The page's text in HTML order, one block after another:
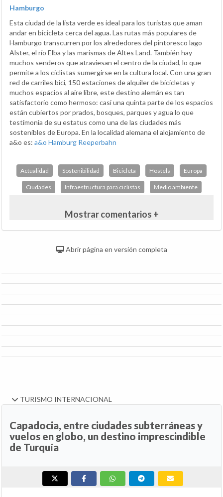
Hamburgo
Esta ciudad de la lista verde es ideal para los turistas que aman
andar en bicicleta cerca del agua. Las rutas más populares de
Hamburgo transcurren por los alrededores del pintoresco lago
Alster, el río Elba y las marismas de Altes Land. También hay
muchos senderos que atraviesan el centro de la ciudad, lo que
permite a los ciclistas sumergirse en la cultura local. Con una gran
red de carriles bici, 150 estaciones de alquiler de bicicletas y
muchos espacios al aire libre, este destino alemán es tan
satisfactorio como hermoso: casi una quinta parte de los espacios
están cubiertos por prados, bosques, parques y agua lo que
testimonia de su estatus como una de las ciudades más
sostenibles de Europa. En la localidad alemana el alojamiento de
a&o es: a&o Hamburg Reeperbahn
Actualidad Sostenibilidad Bicicleta Hostels Europa
Ciudades Infraestructura para ciclistas Medio ambiente
Mostrar comentarios +
Abrir página en versión completa
TURISMO INTERNACIONAL
Capadocia, entre ciudades subterráneas y
vuelos en globo, un destino imprescindible
de Turquía